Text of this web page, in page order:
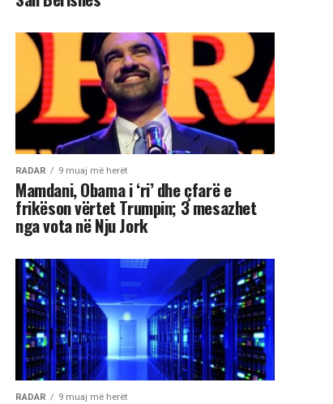
RADAR 9 muaj më herët
Mamdani, Obama i ‘ri’ dhe çfarë e
frikëson vërtet Trumpin; 3 mesazhet
nga vota në Nju Jork
RADAR 9 muaj më herët